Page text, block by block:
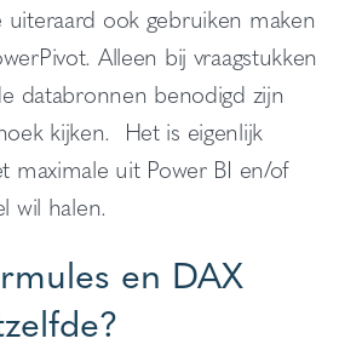
ook gebruiken maken
Alleen bij vraagstukken
databronnen benodigd zijn
kijken. Het is eigenlijk
maximale uit Power BI en/of
wil halen.
en DAX